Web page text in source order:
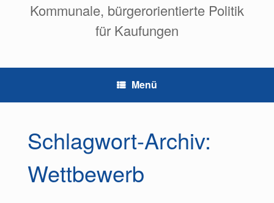
Kommunale, bürgerorientierte Politik
für Kaufungen
Menü
Schlagwort-Archiv:
Wettbewerb